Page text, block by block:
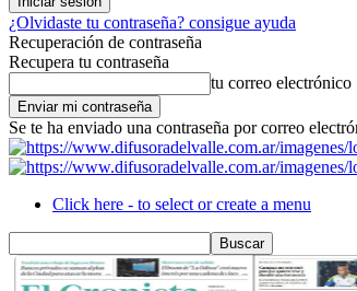
¿Olvidaste tu contraseña? consigue ayuda
Recuperación de contraseña
Recupera tu contraseña
tu correo electrónico
Se te ha enviado una contraseña por correo
Click here - to select or create a menu